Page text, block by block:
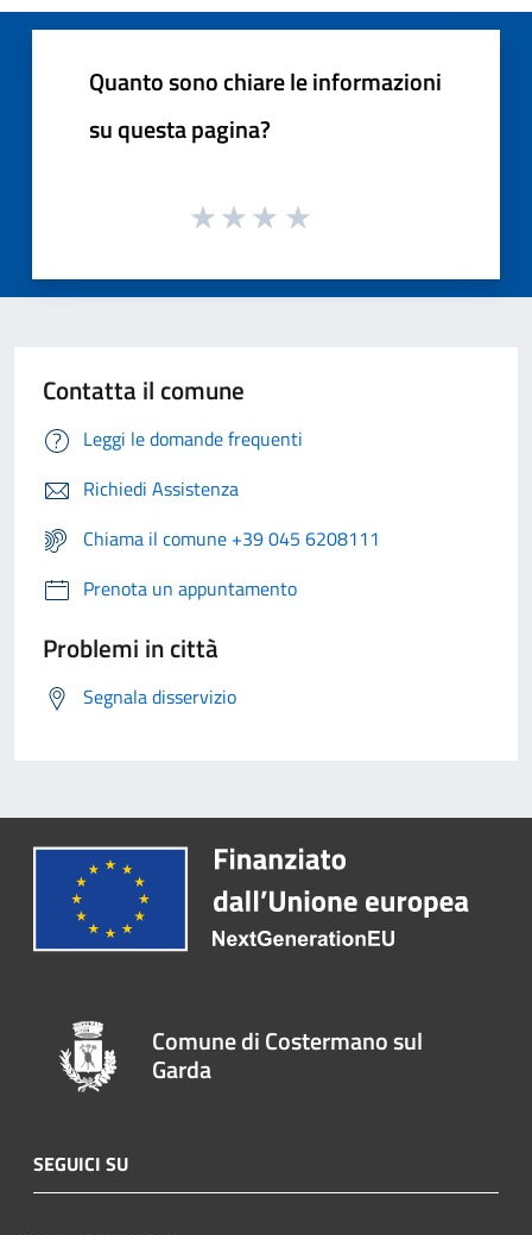
Quanto sono chiare le informazioni
su questa pagina?
Contatta il comune
Leggi le domande frequenti
Richiedi Assistenza
Chiama il comune +39 045 6208111
Prenota un appuntamento
Problemi in città
Segnala disservizio
Comune di Costermano sul
Garda
SEGUICI SU